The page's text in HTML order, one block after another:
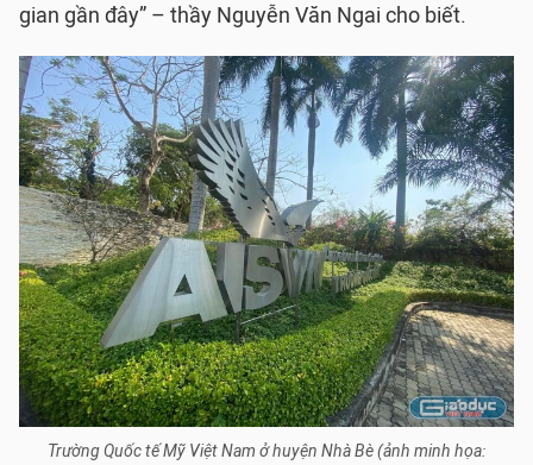
gian gần đây” – thầy Nguyễn Văn Ngai cho biết.
Trường Quốc tế Mỹ Việt Nam ở huyện Nhà Bè (ảnh minh họa: